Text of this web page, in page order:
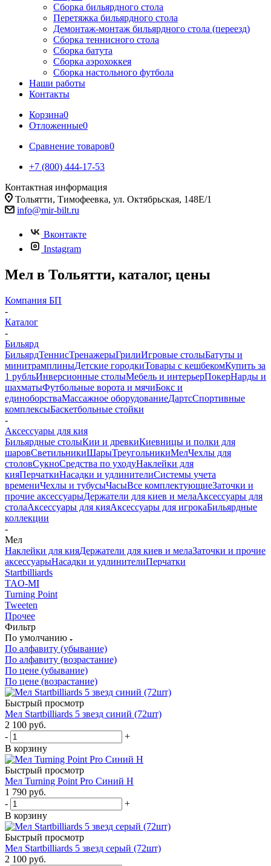
Сборка бильярдного стола
Перетяжка бильярдного стола
Демонтаж-монтаж бильярдного стола (переезд)
Сборка теннисного стола
Сборка батута
Сборка аэрохоккея
Сборка настольного футбола
Наши работы
Контакты
Корзина0
Отложенные0
Сравнение товаров0
+7 (800) 444-17-53
Контактная информация
Тольятти, Тимофеевка, ул. Октябрьская, 148Е/1
info@mir-bilt.ru
Вконтакте
Instagram
Мел в Тольятти, каталог, цены
Компания БП
-
Каталог
-
Бильярд
БильярдТеннисТренажерыГрилиИгровые столыБатуты и
минитрамплиныДетские городкиТовары с кешбекомКупить за
1 рубльИнверсионные столыМебель и интерьерПокерНарды и
шахматыФутбольные ворота и мячиБокс и
единоборстваМассажное оборудованиеДартсСпортивные
комплексыБаскетбольные стойки
-
Аксессуары для кия
Бильярдные столыКии и древкиКиевницы и полки для
шаровСветильникиШарыТреугольникиМелЧехлы для
столовСукноСредства по уходуНаклейки для
кияПерчаткиНасадки и удлинителиСистемы учета
времениЧехлы и тубусыЧасыВсе комплектующиеЗаточки и
прочие аксессуарыДержатели для киев и мелаАксессуары для
столаАксессуары для кияАксессуары для игрокаБильярдные
коллекции
-
Мел
Наклейки для кияДержатели для киев и мелаЗаточки и прочие
аксессуарыНасадки и удлинителиПерчатки
Startbilliards
TAO-MI
Turning Point
Tweeten
Прочее
Фильтр
По умолчанию
По алфавиту (убывание)
По алфавиту (возрастание)
По цене (убывание)
По цене (возрастание)
Быстрый просмотр
Мел Startbilliards 5 звезд синий (72шт)
2 100 руб.
-
+
В корзину
Быстрый просмотр
Мел Turning Point Pro Синий H
1 790 руб.
-
+
В корзину
Быстрый просмотр
Мел Startbilliards 5 звезд серый (72шт)
2 100 руб.